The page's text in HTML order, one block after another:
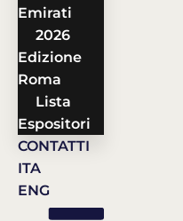
Emirati
2026
Edizione
Roma
Lista
Espositori
CONTATTI
ITA
ENG